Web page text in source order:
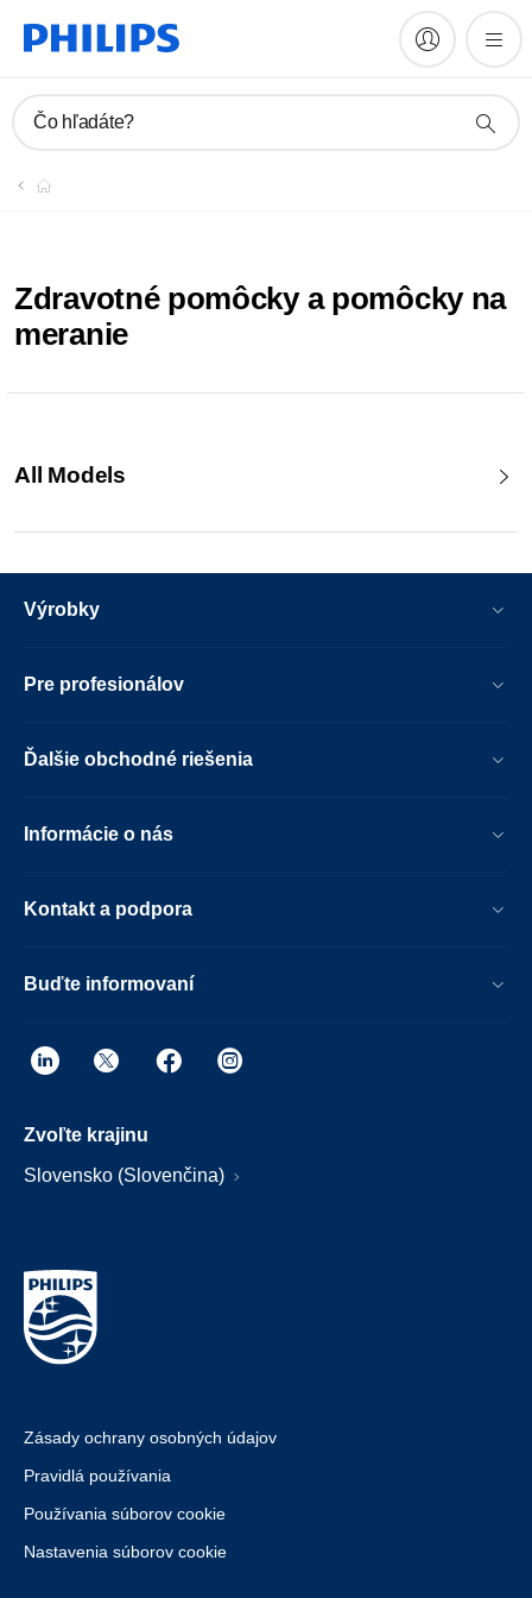
Čo hľadáte?
Zdravotné pomôcky a pomôcky na
meranie
All Models
Výrobky
Pre profesionálov
Ďalšie obchodné riešenia
Informácie o nás
Kontakt a podpora
Buďte informovaní
Zvoľte krajinu
Slovensko (Slovenčina)
Zásady ochrany osobných údajov
Pravidlá používania
Používania súborov cookie
Nastavenia súborov cookie